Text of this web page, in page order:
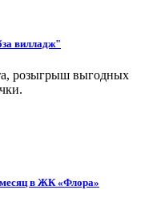
вилладж"
розыгрыш выгодных
месяц в ЖК «Флора»